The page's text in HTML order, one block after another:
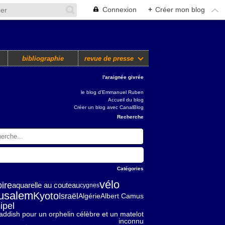
Connexion + Créer mon blog
bibliographie revue de presse
l'araignée givrée
le blog d'Emmanuel Ruben
Accueil du blog
Créer un blog avec CanalBlog
Recherche
Catégories
aquarelle au couteaucygnesvélo
Kyoto Israël AlgérieAlbert Camus
pour un orphelin célèbre et un matelot
inconnu